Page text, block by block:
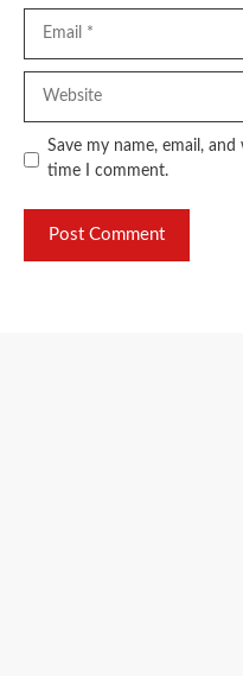
Save my name, email,
time I comment.